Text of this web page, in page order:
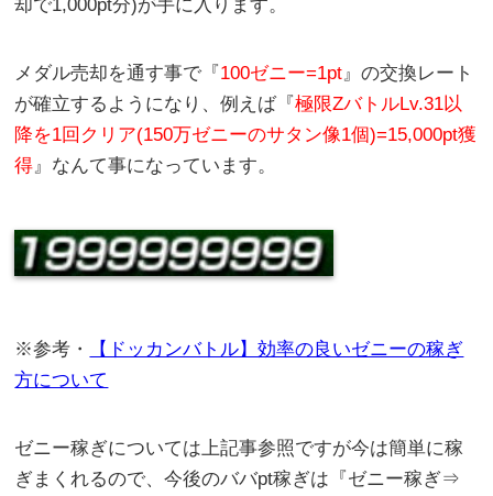
却で1,000pt分)が手に入ります。
メダル売却を通す事で『100ゼニー=1pt』の交換レート
が確立するようになり、例えば『極限ZバトルLv.31以
降を1回クリア(150万ゼニーのサタン像1個)=15,000pt獲
得』なんて事になっています。
※参考・
【ドッカンバトル】効率の良いゼニーの稼ぎ
方について
ゼニー稼ぎについては上記事参照ですが今は簡単に稼
ぎまくれるので、今後のババpt稼ぎは『ゼニー稼ぎ⇒